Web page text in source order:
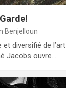
Benjelloun
et diversifié de
Jacobs ouvre…